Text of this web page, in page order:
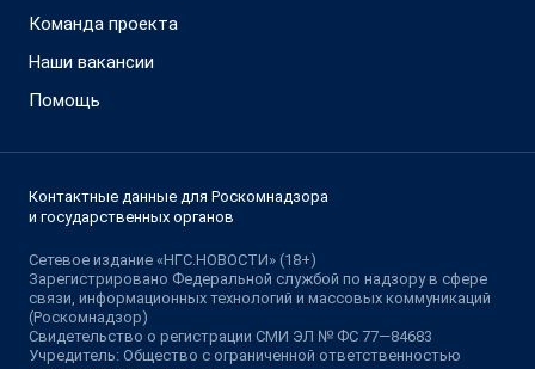
Команда проекта
Наши вакансии
Помощь
Контактные данные для Роскомнадзора
и государственных органов
Сетевое издание «НГС.НОВОСТИ» (18+)
Зарегистрировано Федеральной службой по надзору в сфере
связи, информационных технологий и массовых коммуникаций
(Роскомнадзор)
Свидетельство о регистрации СМИ ЭЛ № ФС 77—84683
Учредитель: Общество с ограниченной ответственностью